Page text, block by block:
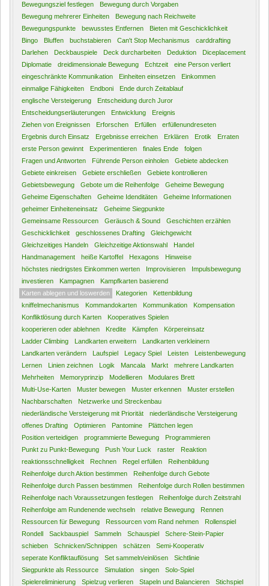
Bewegungsziel festlegen
Bewegung durch Vorgaben
Bewegung mehrerer Einheiten
Bewegung nach Reichweite
Bewegungspunkte
bewusstes Entfernen
Bieten mit Geschicklichkeit
Bingo
Bluffen buchstabieren Can't Stop Mechanismus
carddrafting
Darlehen
Deckbauspiele Deck durcharbeiten Deduktion
Diceplacement
Diplomatie
dreidimensionale Bewegung Echtzeit
eine Person verliert
eingeschränkte Kommunikation
Einheiten einsetzen
Einkommen
einmalige Fähigkeiten
Endboni
Ende durch Zeitablauf
englische Versteigerung
Entscheidung durch Juror
Entscheidungserläuterungen
Entwicklung
Ereignis
Ziehen von Ereignissen
Erforschen Erfüllen
erfüllenundreseten
Ergebnis durch Einsatz
Ergebnisse erreichen Erklären Erotik
Erraten
erste Person gewinnt
Experimentieren finales Ende
folgen
Fragen und Antworten
Führende Person einholen
Gebiete abdecken
Gebiete einkreisen
Gebiete erschließen
Gebiete kontrollieren
Gebietsbewegung
Gebote um die Reihenfolge
Geheime Bewegung
Geheime Eigenschaften
Geheime Idenditäten
Geheime Informationen
geheimer Einheiteneinsatz
Geheime Siegpunkte
Gemeinsame Ressourcen
Geräusch & Sound
Geschichten erzählen
Geschicklichkeit
geschlossenes Drafting
Gleichgewicht
Gleichzeitiges Handeln
Gleichzeitige Aktionswahl
Handel
Handmanagement
heiße Kartoffel Hexagons
Hinweise
höchstes niedrigstes Einkommen werten
Improvisieren
Impulsbewegung
investieren
Kampagnen
Kampfkarten basierend
Karten ablegen und loswerden
Kategorien
Kettenbildung
kniffelmechanismus
Kommandokarten Kommunikation
Kompensation
Konfliktlösung durch Karten
Kooperatives Spielen
kooperieren oder ablehnen
Kredite Kämpfen
Körpereinsatz
Ladder Climbing
Landkarten erweitern
Landkarten verkleinern
Landkarten verändern
Laufspiel Legacy Spiel Leisten
Leistenbewegung
Lernen
Linien zeichnen Logik Mancala Markt
mehrere Landkarten
Mehrheiten
Memoryprinzip Modellieren
Modulares Brett
Multi-Use-Karten
Muster bewegen Muster erkennen
Muster erstellen
Nachbarschaften
Netzwerke und Streckenbau
niederländische Versteigerung mit Priorität
niederländische Versteigerung
offenes Drafting
Optimieren Pantomine
Plättchen legen
Position verteidigen
programmierte Bewegung
Programmieren
Punkt zu Punkt-Bewegung
Push Your Luck raster
Reaktion
reaktionsschnelligkeit
Rechnen Regel erfüllen
Reihenbildung
Reihenfolge durch Aktion bestimmen
Reihenfolge durch Gebote
Reihenfolge durch Passen bestimmen
Reihenfolge durch Rollen bestimmen
Reihenfolge nach Voraussetzungen festlegen
Reihenfolge durch Zeitstrahl
Reihenfolge am Rundenende wechseln
relative Bewegung
Rennen
Ressourcen für Bewegung
Ressourcen vom Rand nehmen
Rollenspiel
Rondell
Sackbauspiel Sammeln Schauspiel
Schere-Stein-Papier
schieben
Schnicken/Schnippen schätzen
Semi-Kooperativ
seperate Konfliktauflösung
Set sammeln/einlösen
Sichtlinie
Siegpunkte als Ressource
Simulation singen
Solo-Spiel
Spielereliminierung
Spielzug verlieren Stapeln und Balancieren
Stichspiel